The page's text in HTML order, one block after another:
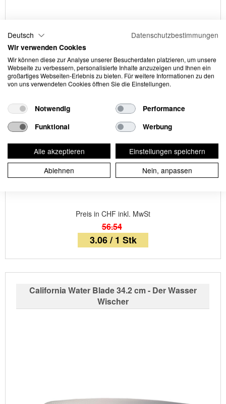
Preis in CHF inkl. MwSt
56.54
3.06 / 1 Stk
California Water Blade 34.2 cm - Der Wasser
Wischer
Deutsch
Datenschutzbestimmungen
Wir verwenden Cookies
Wir können diese zur Analyse unserer Besucherdaten platzieren, um unsere
Webseite zu verbessern, personalisierte Inhalte anzuzeigen und Ihnen ein
großartiges Webseiten-Erlebnis zu bieten. Für weitere Informationen zu den
von uns verwendeten Cookies öffnen Sie die Einstellungen.
Notwendig
Performance
Funktional
Werbung
Alle akzeptieren
Einstellungen speichern
Ablehnen
Nein, anpassen